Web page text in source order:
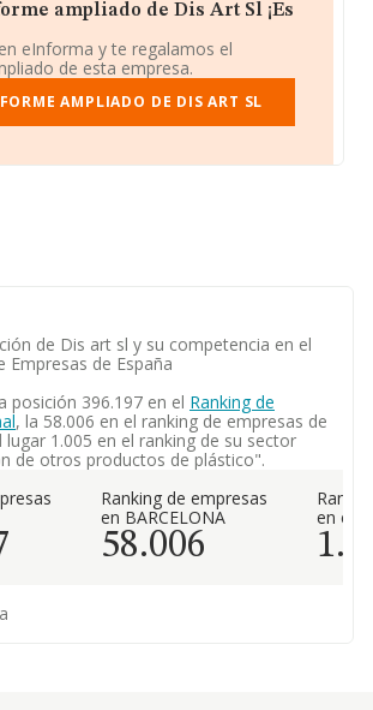
ampliado de Dis Art Sl ¡Es
eInforma y te regalamos el
de esta empresa.
AMPLIADO DE DIS ART SL
de Dis art sl y su competencia en el
Empresas de España
posición 396.197 en el Ranking de
, la 58.006 en el ranking de empresas de
lugar 1.005 en el ranking de su sector
de otros productos de plástico".
Ranking de empresas
en BARCELONA
58.006
en el